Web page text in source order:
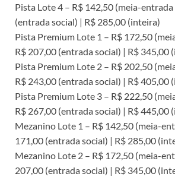
Pista Lote 4 – R$ 142,50 (meia-
(entrada social) | R$ 285,00 (inteira)
Pista Premium Lote 1 – R$ 172,50
R$ 207,00 (entrada social) | R$ 345,00
Pista Premium Lote 2 – R$ 202,50
R$ 243,00 (entrada social) | R$ 405,00
Pista Premium Lote 3 – R$ 222,50
R$ 267,00 (entrada social) | R$ 445,00
Mezanino Lote 1 – R$ 142,50 (meia-
171,00 (entrada social) | R$ 285,00
Mezanino Lote 2 – R$ 172,50 (meia-
207,00 (entrada social) | R$ 345,00